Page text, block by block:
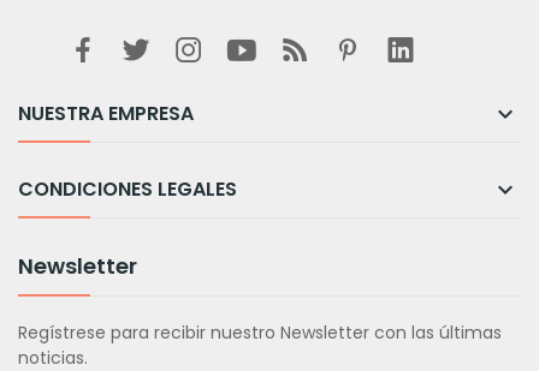
NUESTRA EMPRESA 
CONDICIONES LEGALES 
Newsletter
Regístrese para recibir nuestro Newsletter con las últimas
noticias.